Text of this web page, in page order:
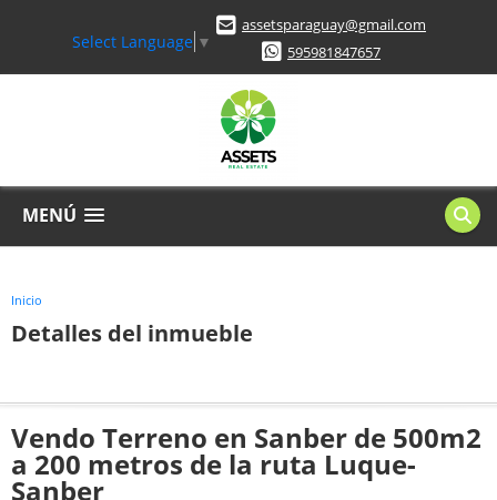
Select Language ▼
assetsparaguay@gmail.com
595981847657
MENÚ
Inicio
Detalles del inmueble
Vendo Terreno en Sanber de 500m2
a 200 metros de la ruta Luque-
Sanber